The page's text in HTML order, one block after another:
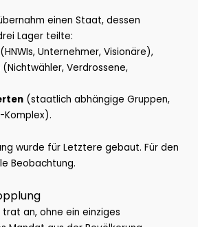
einen Staat, dessen
Lager teilte:
(HNWIs, Unternehmer, Visionäre),
(Nichtwähler, Verdrossene,
(staatlich abhängige Gruppen,
Komplex).
wurde für Letztere gebaut. Für den
Beobachtung.
an, ohne ein einziges